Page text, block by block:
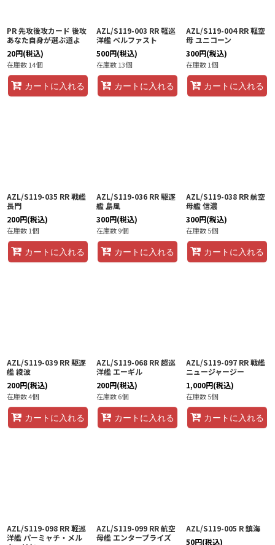
PR 先攻後攻カード 後攻
あなた自身が選ぶ道よ
20円(税込)
在庫数 14個
カートに入れる
AZL/S119-003 RR 軽巡
洋艦 ベルファスト
500円(税込)
在庫数 13個
カートに入れる
AZL/S119-004 RR 軽空
母 ユニコーン
300円(税込)
在庫数 1個
カートに入れる
AZL/S119-035 RR 戦艦
長門
200円(税込)
在庫数 1個
カートに入れる
AZL/S119-036 RR 駆逐
艦 島風
300円(税込)
在庫数 9個
カートに入れる
AZL/S119-038 RR 航空
母艦 信濃
300円(税込)
在庫数 5個
カートに入れる
AZL/S119-039 RR 駆逐
艦 綾波
200円(税込)
在庫数 4個
カートに入れる
AZL/S119-068 RR 超巡
洋艦 エーギル
200円(税込)
在庫数 6個
カートに入れる
AZL/S119-097 RR 戦艦
ニュージャージー
1,000円(税込)
在庫数 5個
カートに入れる
AZL/S119-098 RR 軽巡
洋艦 パーミャチ・メル
AZL/S119-099 RR 航空
母艦 エンタープライズ
AZL/S119-005 R 鎮海
50円(税込)